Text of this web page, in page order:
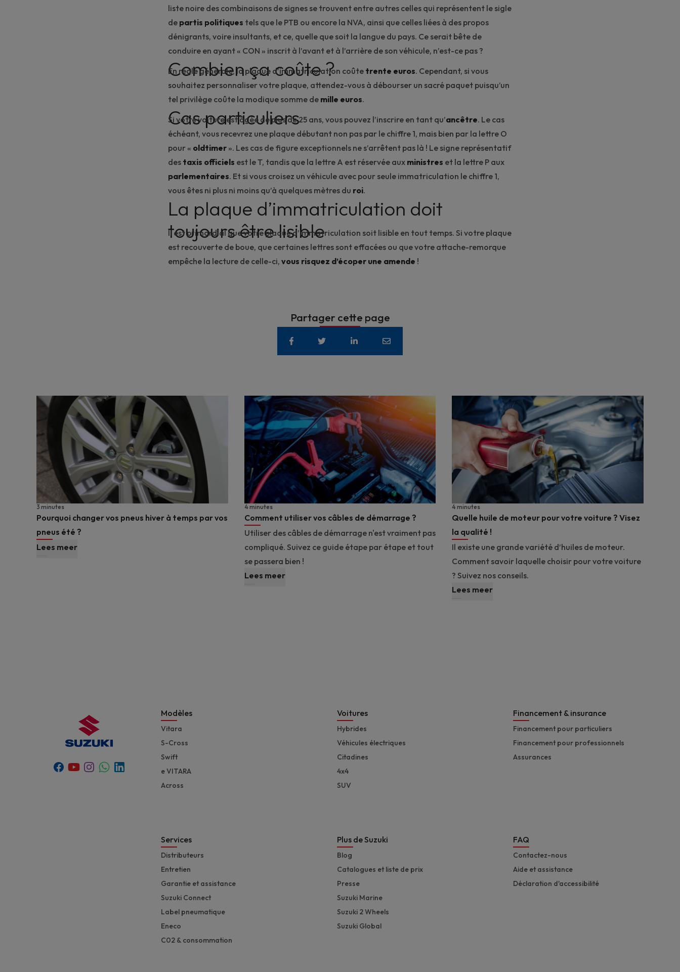
liste noire des combinaisons de signes se trouvent entre autres celles qui représentent le sigle
de partis politiques tels que le PTB ou encore la NVA, ainsi que celles liées à des propos
dénigrants, voire insultants, et ce, quelle que soit la langue du pays. Ce serait bête de
conduire en ayant « CON » inscrit à l’avant et à l’arrière de son véhicule, n’est-ce pas ?
Combien ça coûte ?
En règle générale, la plaque d’immatriculation coûte trente euros. Cependant, si vous
souhaitez personnaliser votre plaque, attendez-vous à débourser un sacré paquet puisqu’un
tel privilège coûte la modique somme de mille euros.
Cas particuliers
Si votre voiture est âgée de plus de 25 ans, vous pouvez l’inscrire en tant qu’ancêtre. Le cas
échéant, vous recevrez une plaque débutant non pas par le chiffre 1, mais bien par la lettre O
pour « oldtimer ». Les cas de figure exceptionnels ne s’arrêtent pas là ! Le signe représentatif
des taxis officiels est le T, tandis que la lettre A est réservée aux ministres et la lettre P aux
parlementaires. Et si vous croisez un véhicule avec pour seule immatriculation le chiffre 1,
vous êtes ni plus ni moins qu’à quelques mètres du roi.
La plaque d’immatriculation doit
toujours être lisible
Il est primordial que votre plaque d’immatriculation soit lisible en tout temps. Si votre plaque
est recouverte de boue, que certaines lettres sont effacées ou que votre attache-remorque
empêche la lecture de celle-ci, vous risquez d’écoper une amende !
Partager cette page
Pourquoi changer vos pneus hiver à temps par vos
pneus été ?
3 minutes
Lees meer
Comment utiliser vos câbles de démarrage ?
4 minutes
Utiliser des câbles de démarrage n'est vraiment pas
compliqué. Suivez ce guide étape par étape et tout
se passera bien !
Lees meer
Quelle huile de moteur pour votre voiture ? Visez
la qualité !
4 minutes
Il existe une grande variété d’huiles de moteur.
Comment savoir laquelle choisir pour votre voiture
? Suivez nos conseils.
Lees meer
Facebook
YoutubeInstagram
Whatsapp
Linkedin
Modèles
Vitara
S-Cross
Swift
e VITARA
Across
Voitures
Hybrides
Véhicules électriques
Citadines
4x4
SUV
Financement & insurance
Financement pour particuliers
Financement pour professionnels
Assurances
Services
Distributeurs
Entretien
Garantie et assistance
Suzuki Connect
Label pneumatique
Eneco
C02 & consommation
Plus de Suzuki
Blog
Catalogues et liste de prix
Presse
Suzuki Marine
Suzuki 2 Wheels
Suzuki Global
FAQ
Contactez-nous
Aide et assistance
Déclaration d'accessibilité